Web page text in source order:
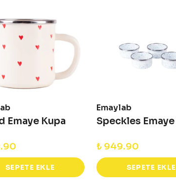
Emaye Kupa
SEPETE EKLE
Emaylab
₺ 949.90
SEPETE EKLE